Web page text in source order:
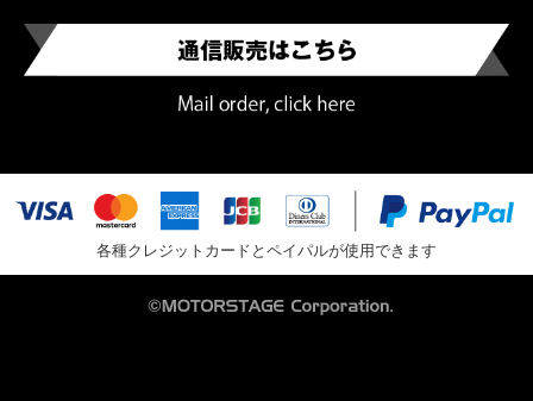
各種クレジットカードとペイパルが使用できます